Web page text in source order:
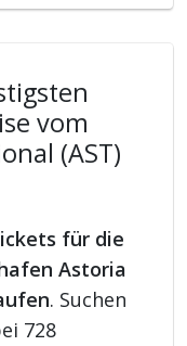
vom
(AST)
für die
Astoria
. Suchen
728